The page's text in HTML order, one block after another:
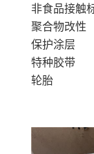
非食品接触
聚合物改性
保护涂层
特种胶带
轮胎